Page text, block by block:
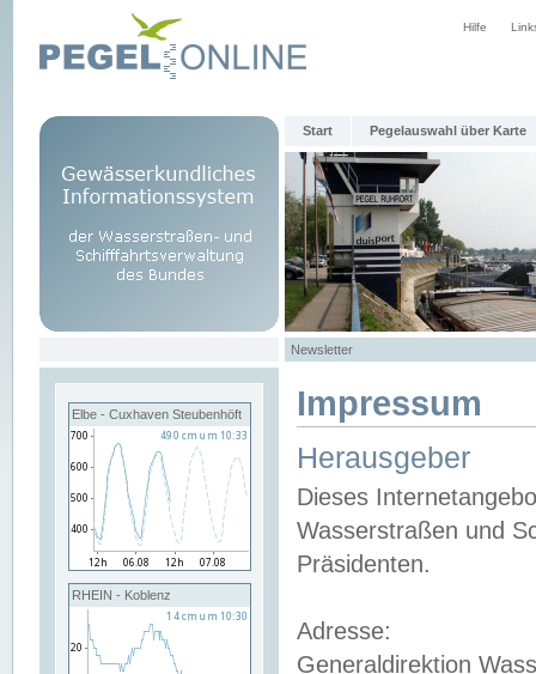
Hilfe
Start Pegelauswahl über Karte
Newsletter
Elbe - Cuxhaven Steubenhöft
RHEIN - Koblenz
Impressum
Herausgeber
Dieses
Wasserstraßen und
Präsidenten.
Adresse:
Generaldirektion